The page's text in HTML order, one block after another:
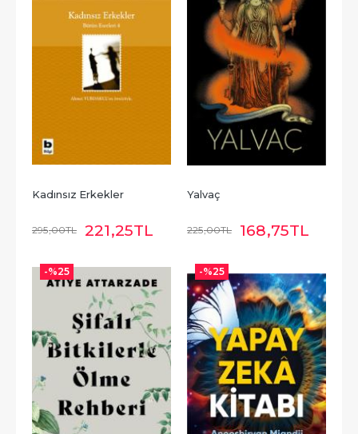
Kadınsız Erkekler
295,00TL 221,25TL
Yalvaç
225,00TL 168,75TL
-%25 -%25